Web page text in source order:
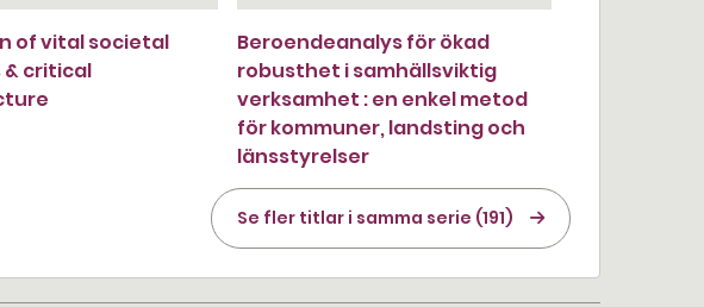
of vital societal
critical
Beroendeanalys för ökad
robusthet i samhällsviktig
verksamhet : en enkel metod
för kommuner, landsting och
länsstyrelser
Se fler titlar i samma serie (191)